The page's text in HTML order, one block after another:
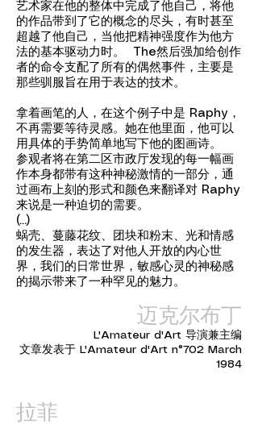
艺术家在他的整体中完成了他自己，将他
的作品带到了它的概念的尽头，有时甚至
超越了他自己，当他把精神强度作为他方
法的基本驱动力时。 The然后强加给创作
者的命令支配了所有的偶然事件，主要是
那些驯服旨在用于表达的技术。
拿着画笔的人，在这个例子中是 Raphy，
不再需要等待灵感。她在他里面，他可以
用具体的手势简单地写下他的图画诗。
参观者将在第二区市政厅发现的每一幅画
作本身都带有这种神秘激情的一部分，通
过画布上刻的形式和颜色来翻译对 Raphy
来说是一种迫切的需要。
(...)
蜗壳、蔓藤花纹、团块和粉末、光和情感
的发生器，表达了对他人开放的内心世
界，我们的日常世界，敏感心灵的神秘感
的揭示带来了一种罕见的魅力。
迈克尔布丁
L'Amateur d'Art 导演兼主编
文章发表于 L'Amateur d'Art n°702 March
1984
拉菲